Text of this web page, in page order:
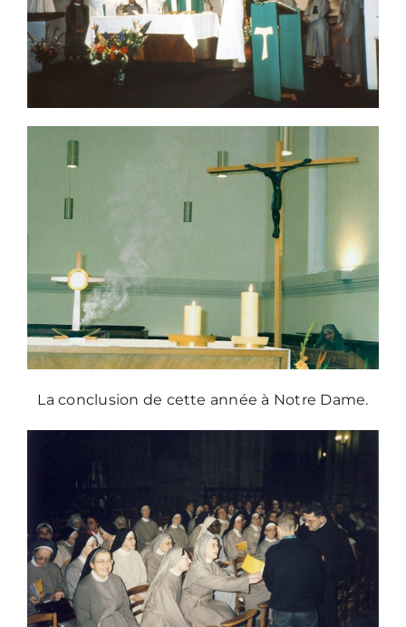
La conclusion de cette année à Notre Dame.